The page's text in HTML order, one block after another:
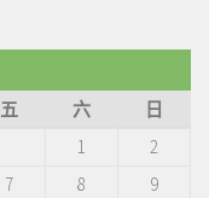
五 六 日
1
2
7 8
9